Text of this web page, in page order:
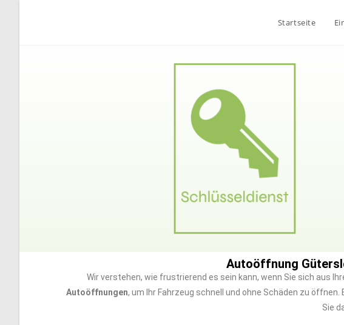
Startseite
Autoöffnung
Wir verstehen, wie frustrierend es sein kann, wenn Sie sich aus
Autoöffnungen, um Ihr Fahrzeug schnell und ohne Schäden zu
Sie